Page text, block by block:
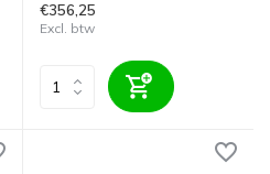
€356,25
Excl. btw